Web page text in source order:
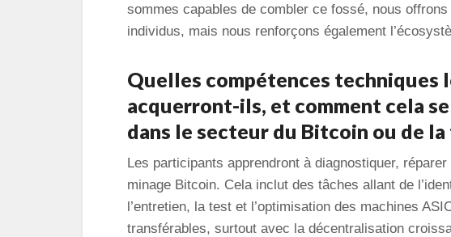
sommes capables de combler ce fossé, nous
individus, mais nous renforçons également
Quelles compétences techniques
acquerront-ils, et comment cela
dans le secteur du Bitcoin ou de
Les participants apprendront à diagnostiquer,
minage Bitcoin. Cela inclut des tâches allant de
l’entretien, la test et l’optimisation des machines
transférables, surtout avec la décentralisation